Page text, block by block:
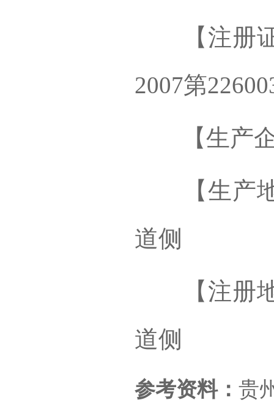
【注册证
2007第
【生产企
【生产地
道侧
【注册地
道侧
参考资料： 贵